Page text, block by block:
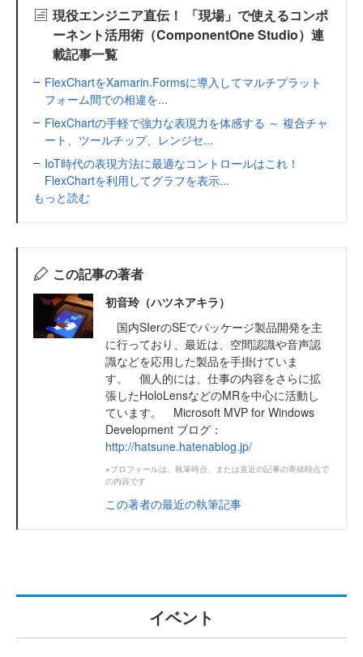
現役エンジニア直伝！ 「現場」で使えるコンポ
ーネント活用術（ComponentOne Studio）連
載記事一覧
FlexChartをXamarin.Formsに導入してマルチプラット
フォーム間での相違を...
FlexChartの手軽で強力な表現力を体感する ～ 複合チャ
ート、ツールチップ、レンジセ...
IoT時代の表現方法に最適なコントロールはこれ！
FlexChartを利用してグラフを表示...
もっと読む
この記事の著者
初音玲（ハツネアキラ）
国内SIerのSEでパッケージ製品開発を主
に行っており、最近は、空間認識や音声認
識などを応用した製品を手掛けていま
す。 個人的には、仕事の内容をさらに拡
張したHoloLensなどのMRを中心に活動し
ています。 Microsoft MVP for Windows
Development ブログ：
http://hatsune.hatenablog.jp/
※プロフィールは、執筆時点、または直近の記事の寄稿時点で
の内容です
この著者の最近の執筆記事
イベント